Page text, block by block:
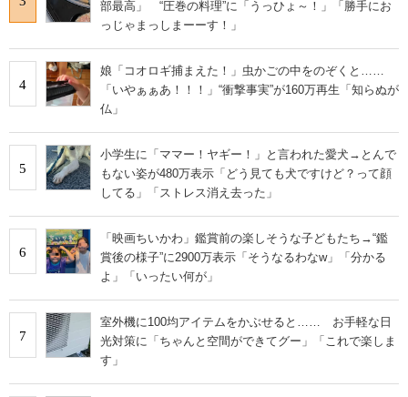
部最高」 “圧巻の料理”に「うっひょ～！」「勝手にお
っじゃまっしまーーす！」
4
娘「コオロギ捕まえた！」虫かごの中をのぞくと……
「いやぁぁあ！！！」“衝撃事実”が160万再生「知らぬが
仏」
5
小学生に「ママー！ヤギー！」と言われた愛犬→とんで
もない姿が480万表示「どう見ても犬ですけど？って顔
してる」「ストレス消え去った」
6
「映画ちいかわ」鑑賞前の楽しそうな子どもたち→“鑑
賞後の様子”に2900万表示「そうなるわなw」「分かる
よ」「いったい何が」
7
室外機に100均アイテムをかぶせると…… お手軽な日
光対策に「ちゃんと空間ができてグー」「これで楽しま
す」